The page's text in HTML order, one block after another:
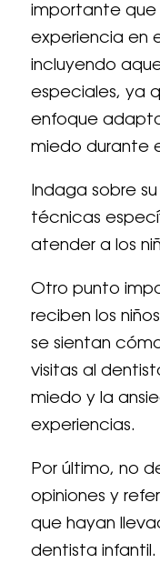
importante que
experiencia en
incluyendo
especiales, ya
enfoque
miedo durante
Indaga sobre
técnicas
atender a los
Otro punto
reciben los
se sientan
visitas al
miedo y la
experiencias.
Por último, no
opiniones y
que hayan
dentista infantil.